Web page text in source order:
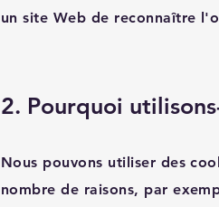
un site Web de reconnaître
2. Pourquoi
Nous pouvons utiliser des
nombre de raisons, par